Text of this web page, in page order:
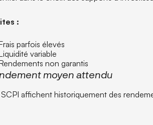
:
parfois élevés
variable
non garantis
moyen attendu
affichent historiquement des